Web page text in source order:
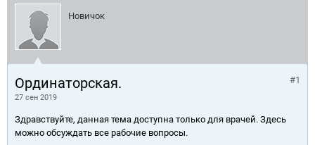
Новичок
Ординаторская.
27 сен 2019
#1
Здравствуйте, данная тема доступна только для врачей. Здесь
можно обсуждать все рабочие вопросы.